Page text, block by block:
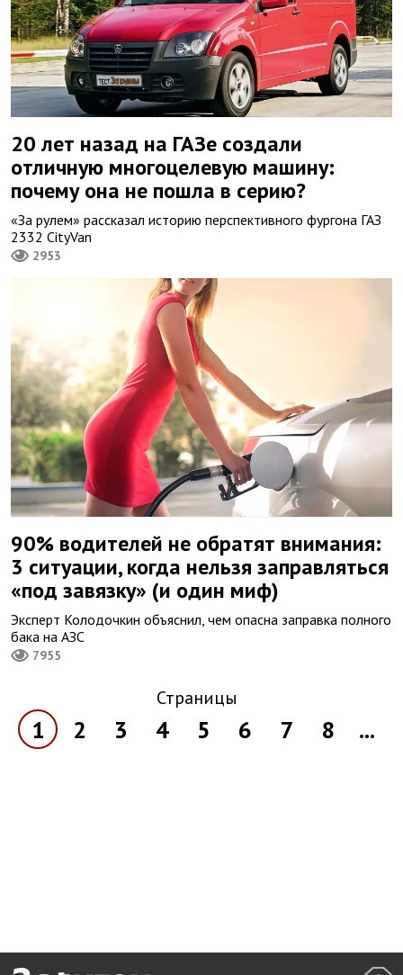
20 лет назад на ГАЗе создали
отличную многоцелевую машину:
почему она не пошла в серию?
«За рулем» рассказал историю перспективного фургона ГАЗ
2332 CityVan
2953
90% водителей не обратят внимания:
3 ситуации, когда нельзя заправляться
«под завязку» (и один миф)
Эксперт Колодочкин объяснил, чем опасна заправка полного
бака на АЗС
7955
Страницы
1 2 3 4 5 6 7 8 ...